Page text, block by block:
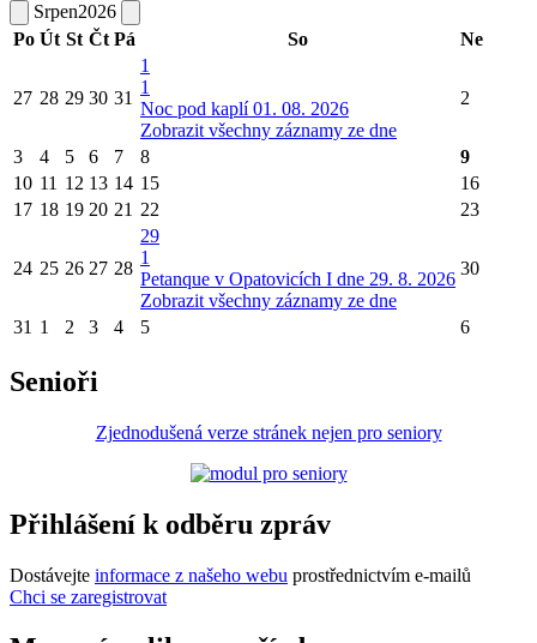
Srpen2026
Po Út St Čt Pá So Ne
27 28 29 30 31
1
1
Noc pod kaplí 01. 08. 2026
Zobrazit všechny záznamy ze dne
2
3 4 5 6 7 8
9
10 11 12 13 14 15
16
17 18 19 20 21 22 23
24 25 26 27 28
29
1
Petanque v Opatovicích I dne 29. 8. 2026
Zobrazit všechny záznamy ze dne
30
31 1 2 3 4 5 6
Senioři
Zjednodušená verze stránek nejen pro seniory
Přihlášení k odběru zpráv
Dostávejte informace z našeho webu prostřednictvím e-mailů
Chci se zaregistrovat